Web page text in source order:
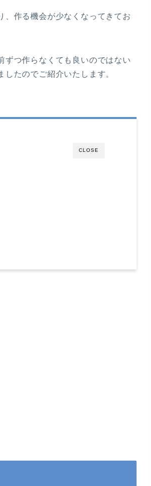
、作る機会が少なくなってきてお
ずつ作らなくても良いのではない
たのでご紹介いたします。
CLOSE